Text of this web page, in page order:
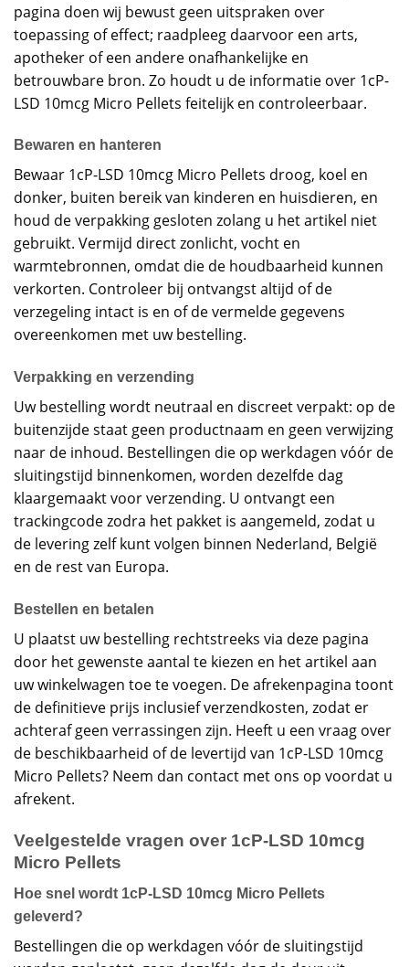
pagina doen wij bewust geen uitspraken over
toepassing of effect; raadpleeg daarvoor een arts,
apotheker of een andere onafhankelijke en
betrouwbare bron. Zo houdt u de informatie over 1cP-
LSD 10mcg Micro Pellets feitelijk en controleerbaar.
Bewaren en hanteren
Bewaar 1cP-LSD 10mcg Micro Pellets droog, koel en
donker, buiten bereik van kinderen en huisdieren, en
houd de verpakking gesloten zolang u het artikel niet
gebruikt. Vermijd direct zonlicht, vocht en
warmtebronnen, omdat die de houdbaarheid kunnen
verkorten. Controleer bij ontvangst altijd of de
verzegeling intact is en of de vermelde gegevens
overeenkomen met uw bestelling.
Verpakking en verzending
Uw bestelling wordt neutraal en discreet verpakt: op de
buitenzijde staat geen productnaam en geen verwijzing
naar de inhoud. Bestellingen die op werkdagen vóór de
sluitingstijd binnenkomen, worden dezelfde dag
klaargemaakt voor verzending. U ontvangt een
trackingcode zodra het pakket is aangemeld, zodat u
de levering zelf kunt volgen binnen Nederland, België
en de rest van Europa.
Bestellen en betalen
U plaatst uw bestelling rechtstreeks via deze pagina
door het gewenste aantal te kiezen en het artikel aan
uw winkelwagen toe te voegen. De afrekenpagina toont
de definitieve prijs inclusief verzendkosten, zodat er
achteraf geen verrassingen zijn. Heeft u een vraag over
de beschikbaarheid of de levertijd van 1cP-LSD 10mcg
Micro Pellets? Neem dan contact met ons op voordat u
afrekent.
Veelgestelde vragen over 1cP-LSD 10mcg
Micro Pellets
Hoe snel wordt 1cP-LSD 10mcg Micro Pellets
geleverd?
Bestellingen die op werkdagen vóór de sluitingstijd